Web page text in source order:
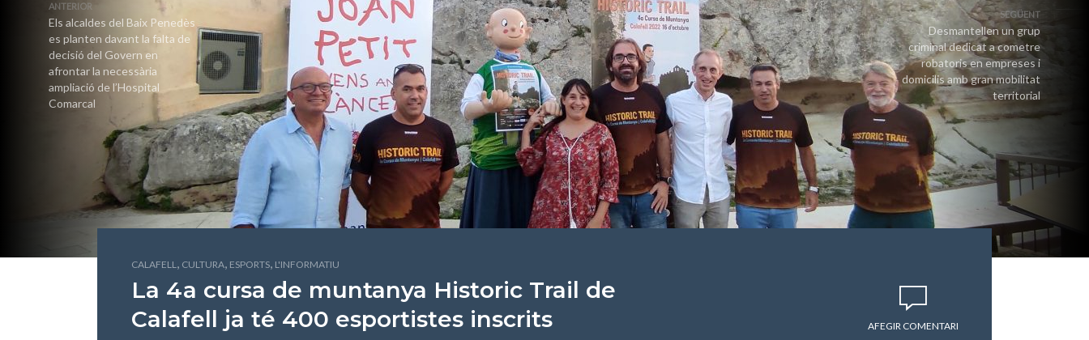
ANTERIOR
Els alcaldes del Baix Penedès
es planten davant la falta de
decisió del Govern en
afrontar la necessària
ampliació de l’Hospital
Comarcal
SEGÜENT
Desmantellen un grup
criminal dedicat a cometre
robatoris en empreses i
domicilis amb gran mobilitat
territorial
CALAFELL, CULTURA, ESPORTS, L'INFORMATIU
La 4a cursa de muntanya Historic Trail de
Calafell ja té 400 esportistes inscrits
AFEGIR COMENTARI